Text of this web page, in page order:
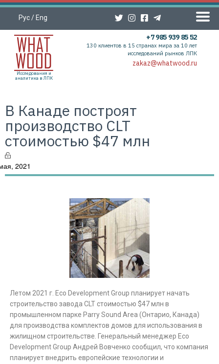
Рус/ Eng
Исследования и
аналитика в ЛПК
+7 985 939 85 52
130 клиентов в 15 странах мира за 10 лет
исследований рынков ЛПК
zakaz@whatwood.ru
В Канаде построят
производство CLT
стоимостью $47 млн
2021
Летом 2021 г. Eco Development Group планирует начать
строительство завода CLT стоимостью $47 млн в
промышленном парке Parry Sound Area (Онтарио, Канада)
для производства комплектов домов для использования в
жилищном строительстве. Генеральный менеджер Eco
Development Group Андрей Вовченко сообщил, что компания
планирует внедрить европейские технологии и